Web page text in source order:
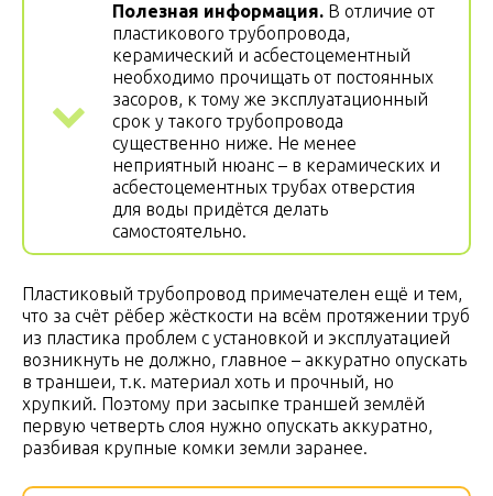
Полезная информация. В отличие от
пластикового трубопровода,
керамический и асбестоцементный
необходимо прочищать от постоянных
засоров, к тому же эксплуатационный
срок у такого трубопровода
существенно ниже. Не менее
неприятный нюанс – в керамических и
асбестоцементных трубах отверстия
для воды придётся делать
самостоятельно.
Пластиковый трубопровод примечателен ещё и тем,
что за счёт рёбер жёсткости на всём протяжении труб
из пластика проблем с установкой и эксплуатацией
возникнуть не должно, главное – аккуратно опускать
в траншеи, т.к. материал хоть и прочный, но
хрупкий. Поэтому при засыпке траншей землёй
первую четверть слоя нужно опускать аккуратно,
разбивая крупные комки земли заранее.